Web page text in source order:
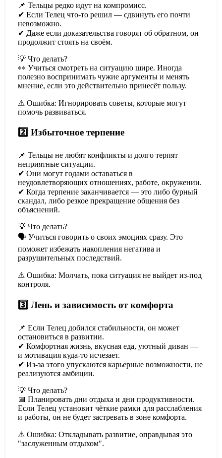
📌 Тельцы редко идут на компромисс.
✔ Если Телец что-то решил — сдвинуть его почти
невозможно.
✔ Даже если доказательства говорят об обратном, он
продолжит стоять на своём.
💡 Что делать?
👀 Учиться смотреть на ситуацию шире. Иногда
полезно воспринимать чужие аргументы и менять
мнение, если это действительно принесёт пользу.
⚠ Ошибка: Игнорировать советы, которые могут
помочь развиваться.
2️⃣ Избыточное терпение
📌 Тельцы не любят конфликты и долго терпят
неприятные ситуации.
✔ Они могут годами оставаться в
неудовлетворяющих отношениях, работе, окружении.
✔ Когда терпение заканчивается — это либо бурный
скандал, либо резкое прекращение общения без
объяснений.
💡 Что делать?
🗣 Учиться говорить о своих эмоциях сразу. Это
поможет избежать накопления негатива и
разрушительных последствий.
⚠ Ошибка: Молчать, пока ситуация не выйдет из-под
контроля.
3️⃣ Лень и зависимость от комфорта
📌 Если Телец добился стабильности, он может
остановиться в развитии.
✔ Комфортная жизнь, вкусная еда, уютный диван —
и мотивация куда-то исчезает.
✔ Из-за этого упускаются карьерные возможности, не
реализуются амбиции.
💡 Что делать?
📅 Планировать дни отдыха и дни продуктивности.
Если Телец установит чёткие рамки для расслабления
и работы, он не будет застревать в зоне комфорта.
⚠ Ошибка: Откладывать развитие, оправдывая это
"заслуженным отдыхом".